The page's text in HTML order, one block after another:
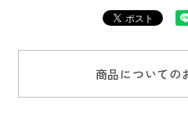
商品についての